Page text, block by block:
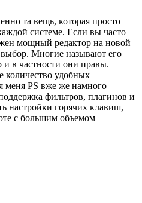
та вещь, которая просто
системе. Если вы часто
мощный редактор на новой
Многие называют его
и в частности они правы.
количество удобных
меня PS вже же намного
фильтров, плагинов и
настройки горячих клавиш,
с большим объемом